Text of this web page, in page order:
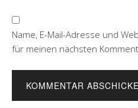
Name, E-Mail-Adresse und
für meinen nächsten